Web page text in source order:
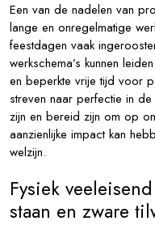
Een van de nadelen van
lange en onregelmatige
feestdagen vaak
werkschema’s kunnen
en beperkte vrije tijd voor
streven naar perfectie in
zijn en bereid zijn om op
aanzienlijke impact kan
welzijn.
Fysiek
staan en zware